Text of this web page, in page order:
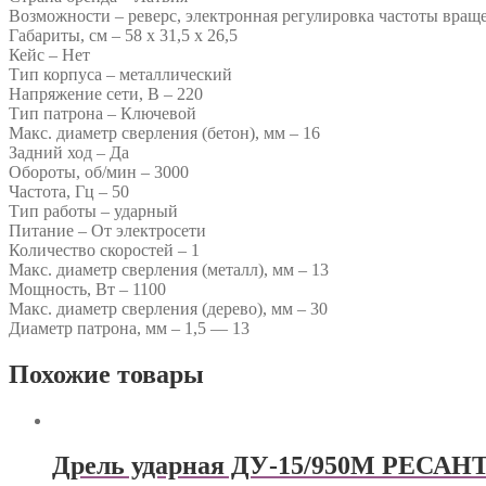
Возможности – реверс, электронная регулировка частоты
Габариты, см – 58 х 31,5 х 26,5
Кейс – Нет
Тип корпуса – металлический
Напряжение сети, В – 220
Тип патрона – Ключевой
Макс. диаметр сверления (бетон), мм – 16
Задний ход – Да
Обороты, об/мин – 3000
Частота, Гц – 50
Тип работы – ударный
Питание – От электросети
Количество скоростей – 1
Макс. диаметр сверления (металл), мм – 13
Мощность, Вт – 1100
Макс. диаметр сверления (дерево), мм – 30
Диаметр патрона, мм – 1,5 — 13
Похожие товары
Дрель ударная ДУ-15/950М